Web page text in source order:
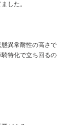
した。
異常耐性の高さで
特化で立ち回るの